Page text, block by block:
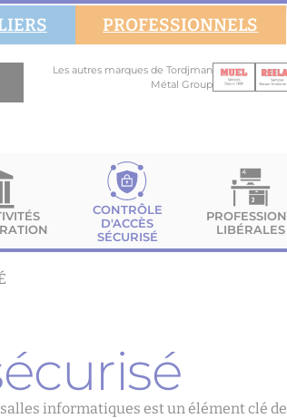
PROFESSIONNELS
Les autres marques de Tordjman
Métal Group
CONTRÔLE
D'ACCÈS
SÉCURISÉ
LIBÉRALES
informatiques est un élément clé